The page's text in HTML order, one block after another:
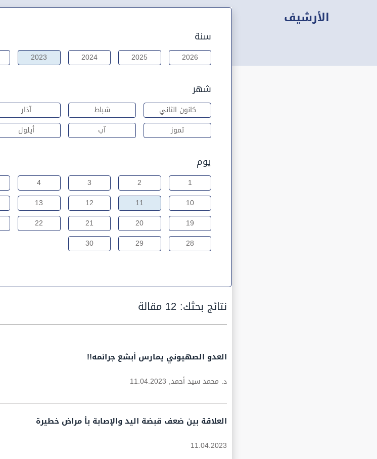
الأرشيف
سنة
2026
2025
2024
2023
شهر
كانون الثاني شباط آذار
تموز
آب أيلول
يوم
1
2
3
4
10
11
12
13
19
20
21
22
28
29
30
نتائج بحثك: 12 مقالة
العدو الصهيوني يمارس أبشع جرائمه!!
د. محمد سيد أحمد, 11.04.2023
العلاقة بين ضعف قبضة اليد والإصابة بأ مراض خطيرة
11.04.2023